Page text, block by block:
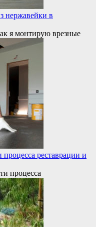
нержавейки в
я монтирую врезные
реставрации и
процесса